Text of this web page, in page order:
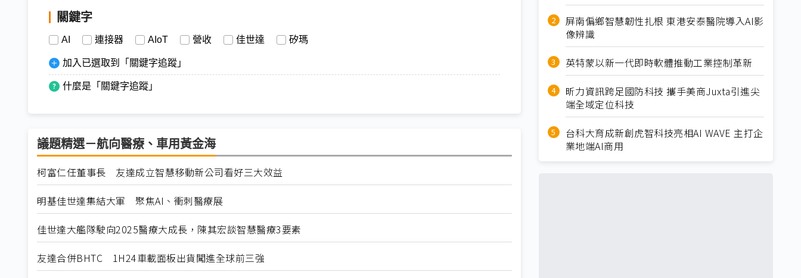
關鍵字
AI 連接器 AIoT 營收 佳世達 矽瑪
加入已選取到「關鍵字追蹤」
什麼是「關鍵字追蹤」
議題精選－航向醫療、車用黃金海
柯富仁任董事長 友達成立智慧移動新公司看好三大效益
明基佳世達集結大軍 聚焦AI、衝刺醫療展
佳世達大艦隊駛向2025醫療大成長，陳其宏談智慧醫療3要素
友達合併BHTC 1H24車載面板出貨闖進全球前三強
屏南偏鄉智慧韌性扎根 東港安泰醫院導入AI影
像辨識
英特蒙以新一代即時軟體推動工業控制革新
昕力資訊跨足國防科技 攜手美商Juxta引進尖
端全域定位科技
台科大育成新創虎智科技亮相AI WAVE 主打企
業地端AI商用